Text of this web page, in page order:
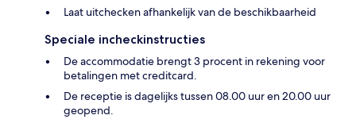
Laat uitchecken afhankelijk van de beschikbaarheid
Speciale incheckinstructies
De accommodatie brengt 3 procent in rekening voor
betalingen met creditcard.
De receptie is dagelijks tussen 08.00 uur en 20.00 uur
geopend.